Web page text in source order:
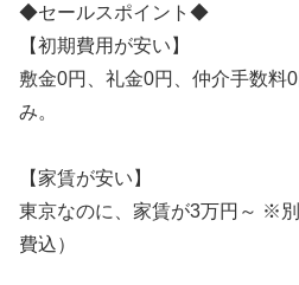
◆セールスポイント◆
【初期費用が安い】
敷金0円、礼金0円、仲介手数料
み。
【家賃が安い】
東京なのに、家賃が3万円～ ※
費込）